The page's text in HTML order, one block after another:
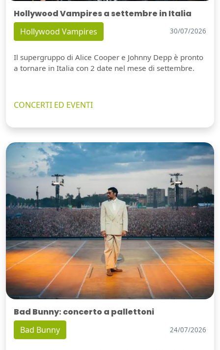
Hollywood Vampires a settembre in Italia
Hollywood Vampires 30/07/2026
Il supergruppo di Alice Cooper e Johnny Depp è pronto
a tornare in Italia con 2 date nel mese di settembre.
CONCERTI ED EVENTI
Bad Bunny: concerto a pallettoni
Bad Bunny 24/07/2026